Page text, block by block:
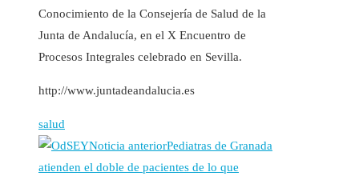
Conocimiento de la Consejería de Salud de la
Junta de Andalucía, en el X Encuentro de
Procesos Integrales celebrado en Sevilla.
http://www.juntadeandalucia.es
salud
Noticia anteriorPediatras de Granada
atienden el doble de pacientes de lo que